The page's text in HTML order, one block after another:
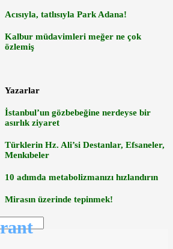
Acısıyla, tatlısıyla Park Adana!
Kalbur müdavimleri meğer ne çok
özlemiş
Yazarlar
İstanbul’un gözbebeğine nerdeyse bir
asırlık ziyaret
Türklerin Hz. Ali’si Destanlar, Efsaneler,
Menkıbeler
10 adımda metabolizmanızı hızlandırın
Mirasın üzerinde tepinmek!